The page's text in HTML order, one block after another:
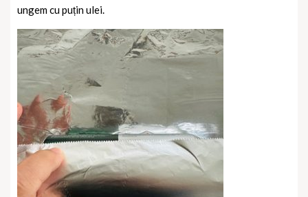
ungem cu puțin ulei.